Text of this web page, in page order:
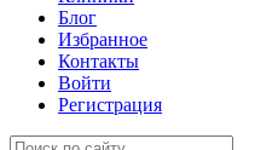
Блог
Избранное
Контакты
Войти
Регистрация